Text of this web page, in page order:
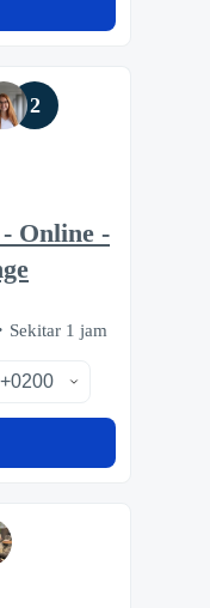
2
Online -
Sekitar 1 jam